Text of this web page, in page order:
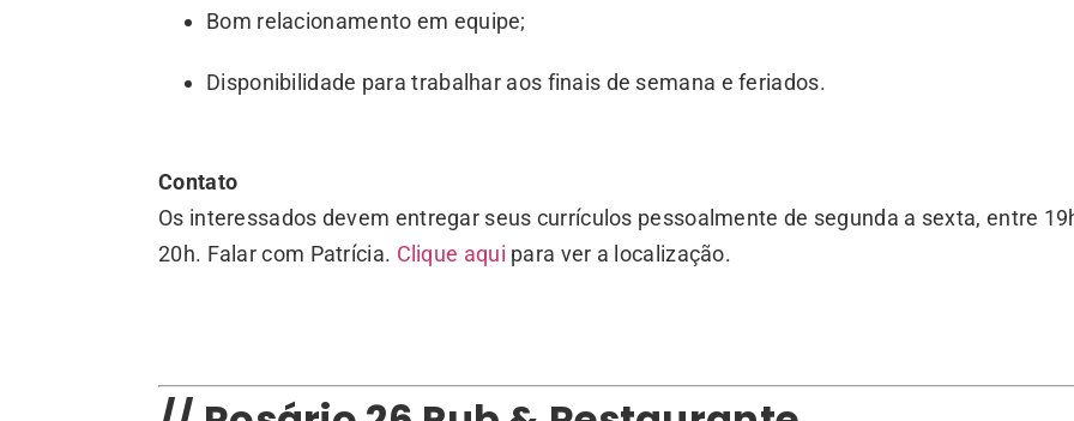
Bom relacionamento em equipe;
Disponibilidade para trabalhar aos finais de semana e feriados.
Contato
Os interessados devem entregar seus currículos pessoalmente de segunda a sexta, entre
20h. Falar com Patrícia. Clique aqui para ver a localização.